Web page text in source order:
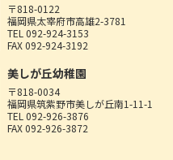
〒818-0122
福岡県太宰府市高雄2-3781
TEL 092-924-3153
FAX 092-924-3192
美しが丘幼稚園
〒818-0034
福岡県筑紫野市美しが丘南1-11-1
TEL 092-926-3876
FAX 092-926-3872